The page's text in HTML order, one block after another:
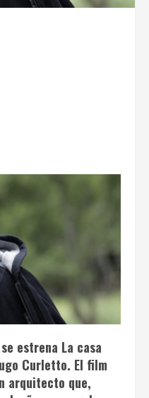
estrena La casa
Curletto. El film
arquitecto que,